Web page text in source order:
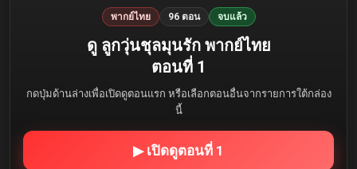
พากย์ไทย 96 ตอน จบแล้ว
ดู ลูกวุ่นชุลมุนรัก พากย์ไทย
ตอนที่ 1
กดปุ่มด้านล่างเพื่อเปิดดูตอนแรก หรือเลือกตอนอื่นจากรายการใต้กล่อง
นี้
▶ เปิดดูตอนที่ 1